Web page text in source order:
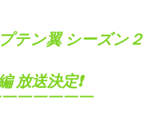
テン翼シーズン２
放送決定❗️
￣￣￣￣￣